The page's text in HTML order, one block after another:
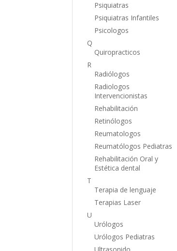
Psiquiatras
Psiquiatras Infantiles
Psicologos
Q
Quiropracticos
R
Radiólogos
Radiologos
Intervencionistas
Rehabilitación
Retinólogos
Reumatologos
Reumatólogos Pediatras
Rehabilitación Oral y
Estética dental
T
Terapia de lenguaje
Terapias Laser
U
Urólogos
Urólogos Pediatras
Ultrasonido